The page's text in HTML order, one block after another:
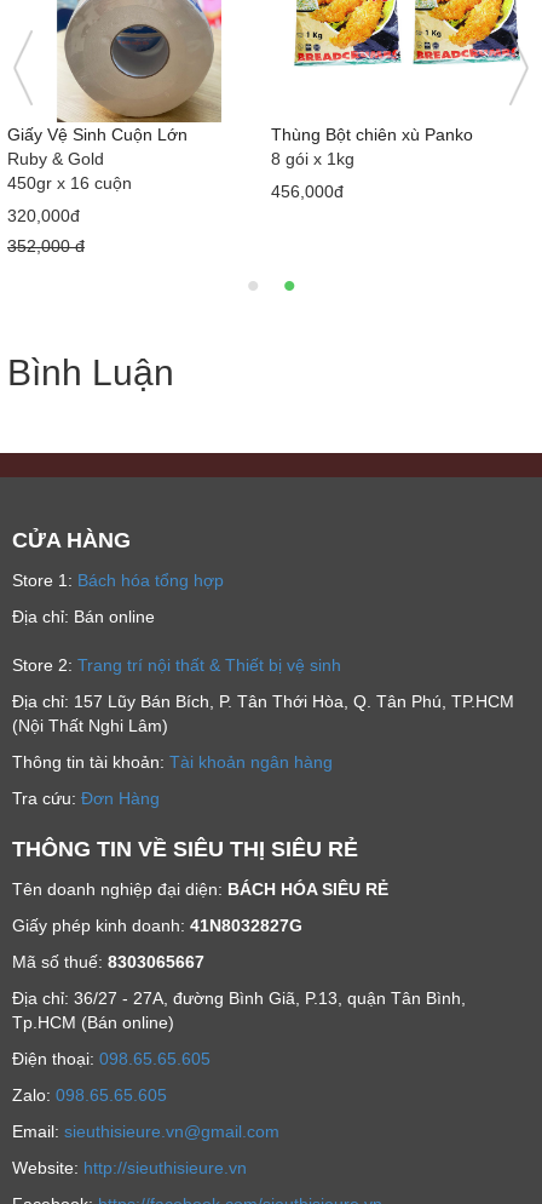
Giấy Vệ Sinh Cuộn Lớn
Ruby & Gold
450gr x 16 cuộn
320,000đ
352,000 đ
Thùng Bột chiên xù Panko
8 gói x 1kg
456,000đ
Bình Luận
CỬA HÀNG
Store 1: Bách hóa tổng hợp
Địa chỉ: Bán online
Store 2: Trang trí nội thất & Thiết bị vệ sinh
Địa chỉ: 157 Lũy Bán Bích, P. Tân Thới Hòa, Q. Tân Phú, TP.HCM
(Nội Thất Nghi Lâm)
Thông tin tài khoản: Tài khoản ngân hàng
Tra cứu: Đơn Hàng
THÔNG TIN VỀ SIÊU THỊ SIÊU RẺ
Tên doanh nghiệp đại diện: BÁCH HÓA SIÊU RẺ
Giấy phép kinh doanh: 41N8032827G
Mã số thuế: 8303065667
Địa chỉ: 36/27 - 27A, đường Bình Giã, P.13, quận Tân Bình,
Tp.HCM (Bán online)
Ðiện thoại: 098.65.65.605
Zalo: 098.65.65.605
Email: sieuthisieure.vn@gmail.com
Website: http://sieuthisieure.vn